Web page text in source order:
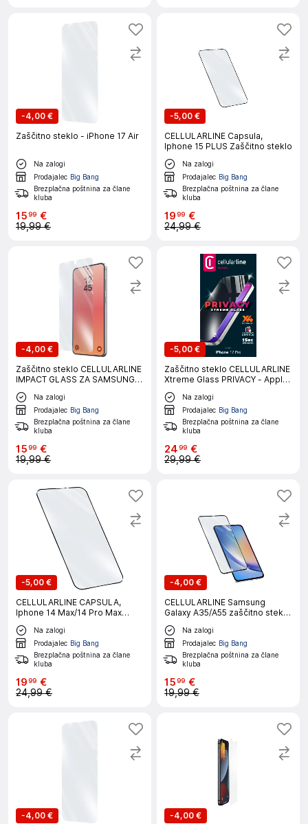
-4,00 €
Zaščitno steklo - iPhone 17 Air
Na zalogi
Prodajalec Big Bang
Brezplačna poštnina za člane
kluba
1599 €
19,99 €
-5,00 €
CELLULARLINE Capsula,
Iphone 15 PLUS Zaščitno steklo
Na zalogi
Prodajalec Big Bang
Brezplačna poštnina za člane
kluba
1999 €
24,99 €
-4,00 €
Zaščitno steklo CELLULARLINE
IMPACT GLASS ZA SAMSUNG
GALAXY S26+
Na zalogi
Prodajalec Big Bang
Brezplačna poštnina za člane
kluba
1599 €
19,99 €
-5,00 €
Zaščitno steklo CELLULARLINE
Xtreme Glass PRIVACY - Apple
iPhone 17 PRO
Na zalogi
Prodajalec Big Bang
Brezplačna poštnina za člane
kluba
2499 €
29,99 €
-5,00 €
CELLULARLINE CAPSULA,
Iphone 14 Max/14 Pro Max
zaščitno steklo
Na zalogi
Prodajalec Big Bang
Brezplačna poštnina za člane
kluba
1999 €
24,99 €
-4,00 €
CELLULARLINE Samsung
Galaxy A35/A55 zaščitno steklo
za telefon
Na zalogi
Prodajalec Big Bang
Brezplačna poštnina za člane
kluba
1599 €
19,99 €
-4,00 €
-4,00 €